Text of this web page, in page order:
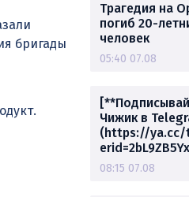
бригады
Трагедия на
погиб 20-
человек
05:40 07.08
Чижик в
(https://ya.cc/
08:15 07.08